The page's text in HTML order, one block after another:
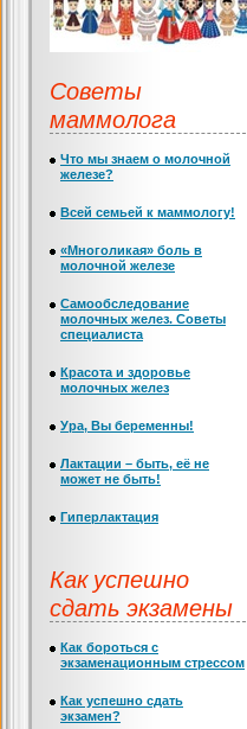
Советы
маммолога
Что мы знаем о молочной
железе?
Всей семьей к маммологу!
«Многоликая» боль в
молочной железе
Самообследование
молочных желез. Советы
специалиста
Красота и здоровье
молочных желез
Ура, Вы беременны!
Лактации – быть, её не
может не быть!
Гиперлактация
Как успешно
сдать экзамены
Как бороться с
экзаменационным стрессом
Как успешно сдать
экзамен?